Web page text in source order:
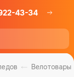
43-34
Велотовары